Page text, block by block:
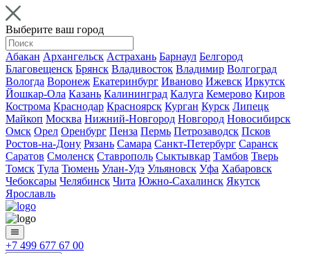
Выберите ваш город
Абакан Архангельск Астрахань Барнаул Белгород
Благовещенск Брянск Владивосток Владимир Волгоград
Вологда Воронеж Екатеринбург Иваново Ижевск Иркутск
Йошкар-Ола Казань Калининград Калуга Кемерово Киров
Кострома Краснодар Красноярск Курган Курск Липецк
Майкоп Москва Нижний-Новгород Новгород Новосибирск
Омск Орел Оренбург Пенза Пермь Петрозаводск Псков
Ростов-на-Дону Рязань Самара Санкт-Петербург Саранск
Саратов Смоленск Ставрополь Сыктывкар Тамбов Тверь
Томск Тула Тюмень Улан-Удэ Ульяновск Уфа Хабаровск
Чебоксары Челябинск Чита Южно-Сахалинск Якутск
Ярославль
+7 499 677 67 00